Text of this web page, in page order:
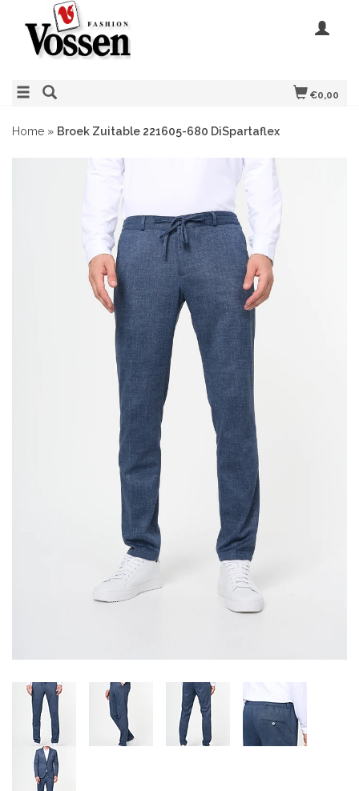
€0,00
Home » Broek Zuitable 221605-680 DiSpartaflex